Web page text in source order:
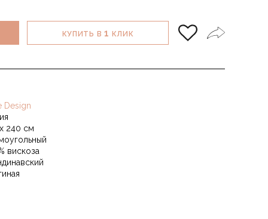
КУПИТЬ В1 КЛИК
Design
240 см
вискоза